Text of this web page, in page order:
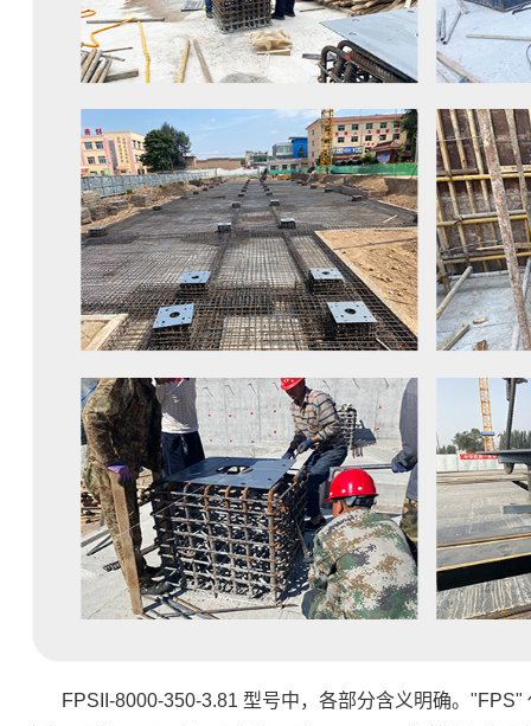
FPSII-8000-350-3.81 型号中，各部分含义明确。